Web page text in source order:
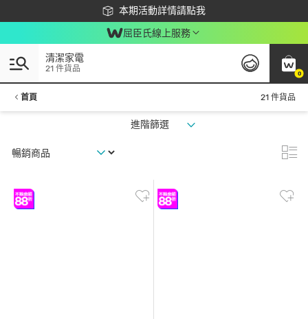
本期活動詳情請點我
下載app最高回饋$350
屈臣氏線上服務
0
清潔家電
21 件貨品
首頁 21 件貨品
進階篩選